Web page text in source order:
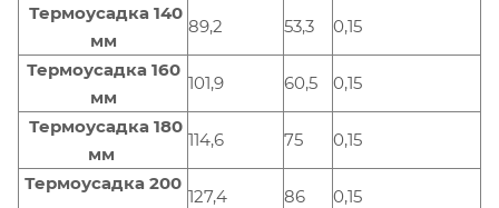
Термоусадка 140
мм
89,2 53,3 0,15
Термоусадка 160
мм
101,9 60,5 0,15
Термоусадка 180
мм
114,6 75 0,15
Термоусадка 200
127,4 86 0,15